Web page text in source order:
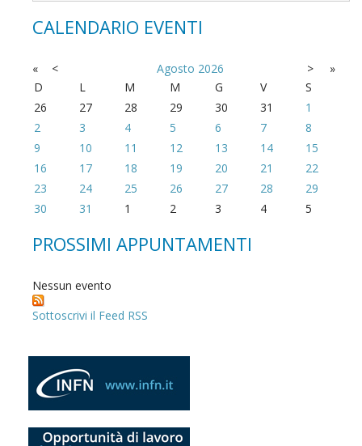
CALENDARIO EVENTI
« < Agosto 2026 >
»
D
L M M G V
S
26
27 28 29 30 31
1
2
3 4 5 6 7
8
9
10 11 12 13 14
15
16
17 18 19 20 21
22
23
24 25 26 27 28
29
30
31 1 2 3 4 5
PROSSIMI APPUNTAMENTI
Nessun evento
Sottoscrivi il Feed RSS